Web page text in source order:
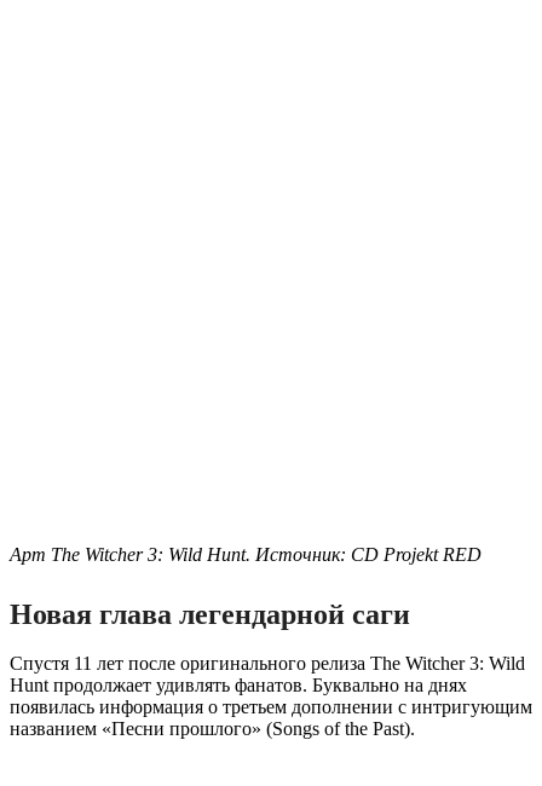
Арт The Witcher 3: Wild Hunt. Источник: CD Projekt RED
Новая глава легендарной саги
Спустя 11 лет после оригинального релиза The Witcher 3: Wild
Hunt продолжает удивлять фанатов. Буквально на днях
появилась информация о третьем дополнении с интригующим
названием «Песни прошлого» (Songs of the Past).